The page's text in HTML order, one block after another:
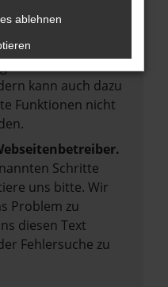
neuesten Stand
nicht nur ein
kann auch dazu
Funktionen nicht
Schritte
uns bitte. Wir
Problem zu
diesen Text
Fehlersuche zu
ablehnen